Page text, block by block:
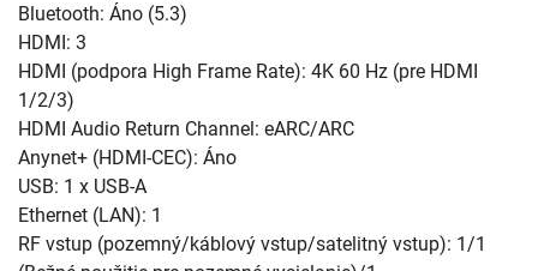
Bluetooth: Áno (5.3)
HDMI: 3
HDMI (podpora High Frame Rate): 4K 60 Hz (pre HDMI
1/2/3)
HDMI Audio Return Channel: eARC/ARC
Anynet+ (HDMI-CEC): Áno
USB: 1 x USB-A
Ethernet (LAN): 1
RF vstup (pozemný/káblový vstup/satelitný vstup): 1/1